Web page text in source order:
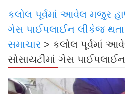
કલોલ પૂર્વમાં આવેલ મજુર
ગેસ પાઈપલાઈન લીકેજ થતા
સમાચાર > કલોલ પૂર્વમાં
સોસાયટીમાં ગેસ